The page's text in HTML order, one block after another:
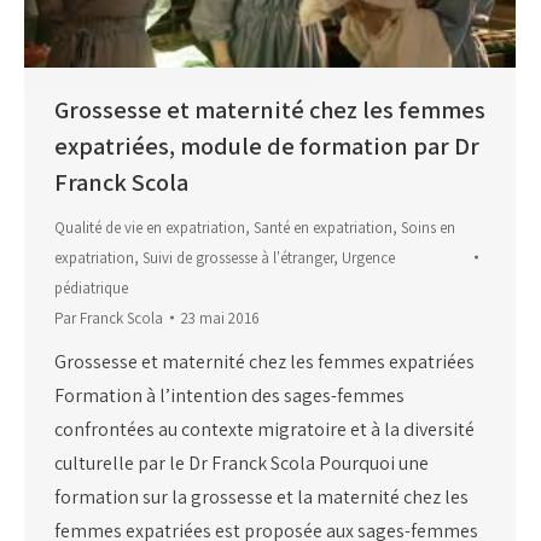
Grossesse et maternité chez les femmes
expatriées, module de formation par Dr
Franck Scola
Qualité de vie en expatriation, Santé en expatriation, Soins en
expatriation, Suivi de grossesse à l'étranger, Urgence
pédiatrique
ParFranck Scola 23 mai 2016
Grossesse et maternité chez les femmes expatriées
Formation à l’intention des sages-femmes
confrontées au contexte migratoire et à la diversité
culturelle par le Dr Franck Scola Pourquoi une
formation sur la grossesse et la maternité chez les
femmes expatriées est proposée aux sages-femmes